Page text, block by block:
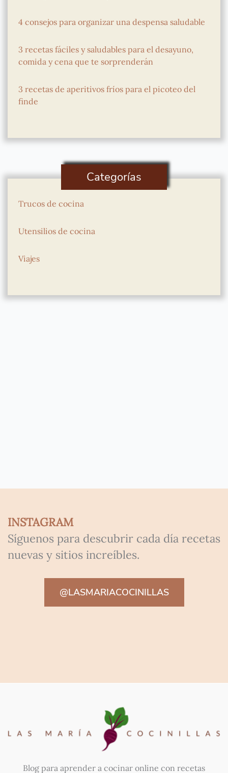
4 consejos para organizar una despensa saludable
3 recetas fáciles y saludables para el desayuno,
comida y cena que te sorprenderán
3 recetas de aperitivos fríos para el picoteo del
finde
Categorías
Trucos de cocina
Utensilios de cocina
Viajes
INSTAGRAM
Síguenos para descubrir cada día recetas
nuevas y sitios increíbles.
@LASMARIACOCINILLAS
Blog para aprender a cocinar online con recetas